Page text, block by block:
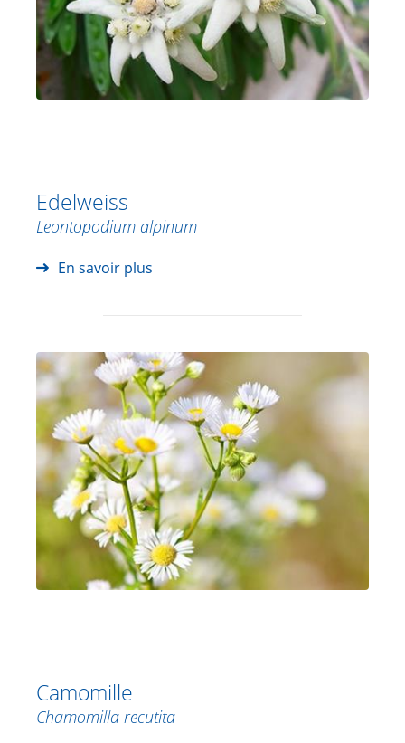
Edelweiss
Leontopodium alpinum
En savoir plus
Camomille
Chamomilla recutita